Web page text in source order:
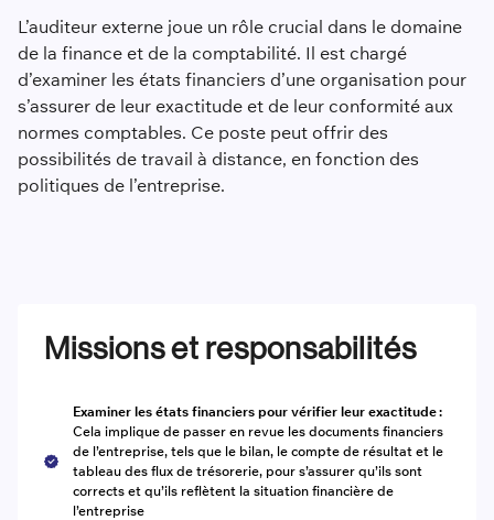
L’auditeur externe joue un rôle crucial dans le domaine
de la finance et de la comptabilité. Il est chargé
d’examiner les états financiers d’une organisation pour
s’assurer de leur exactitude et de leur conformité aux
normes comptables. Ce poste peut offrir des
possibilités de travail à distance, en fonction des
politiques de l’entreprise.
Missions et responsabilités
Examiner les états financiers pour vérifier leur exactitude :
Cela implique de passer en revue les documents financiers
de l’entreprise, tels que le bilan, le compte de résultat et le
tableau des flux de trésorerie, pour s’assurer qu’ils sont
corrects et qu’ils reflètent la situation financière de
l’entreprise